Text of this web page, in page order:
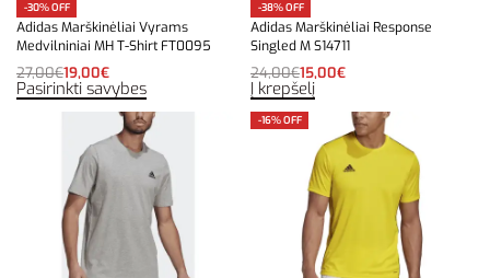
-30% OFF
Adidas Marškinėliai Vyrams
Medvilniniai MH T-Shirt FT0095
27,00€19,00€
Pasirinkti savybes
-38% OFF
Adidas Marškinėliai Response
Singled M S14711
24,00€15,00€
Į krepšelį
-16% OFF